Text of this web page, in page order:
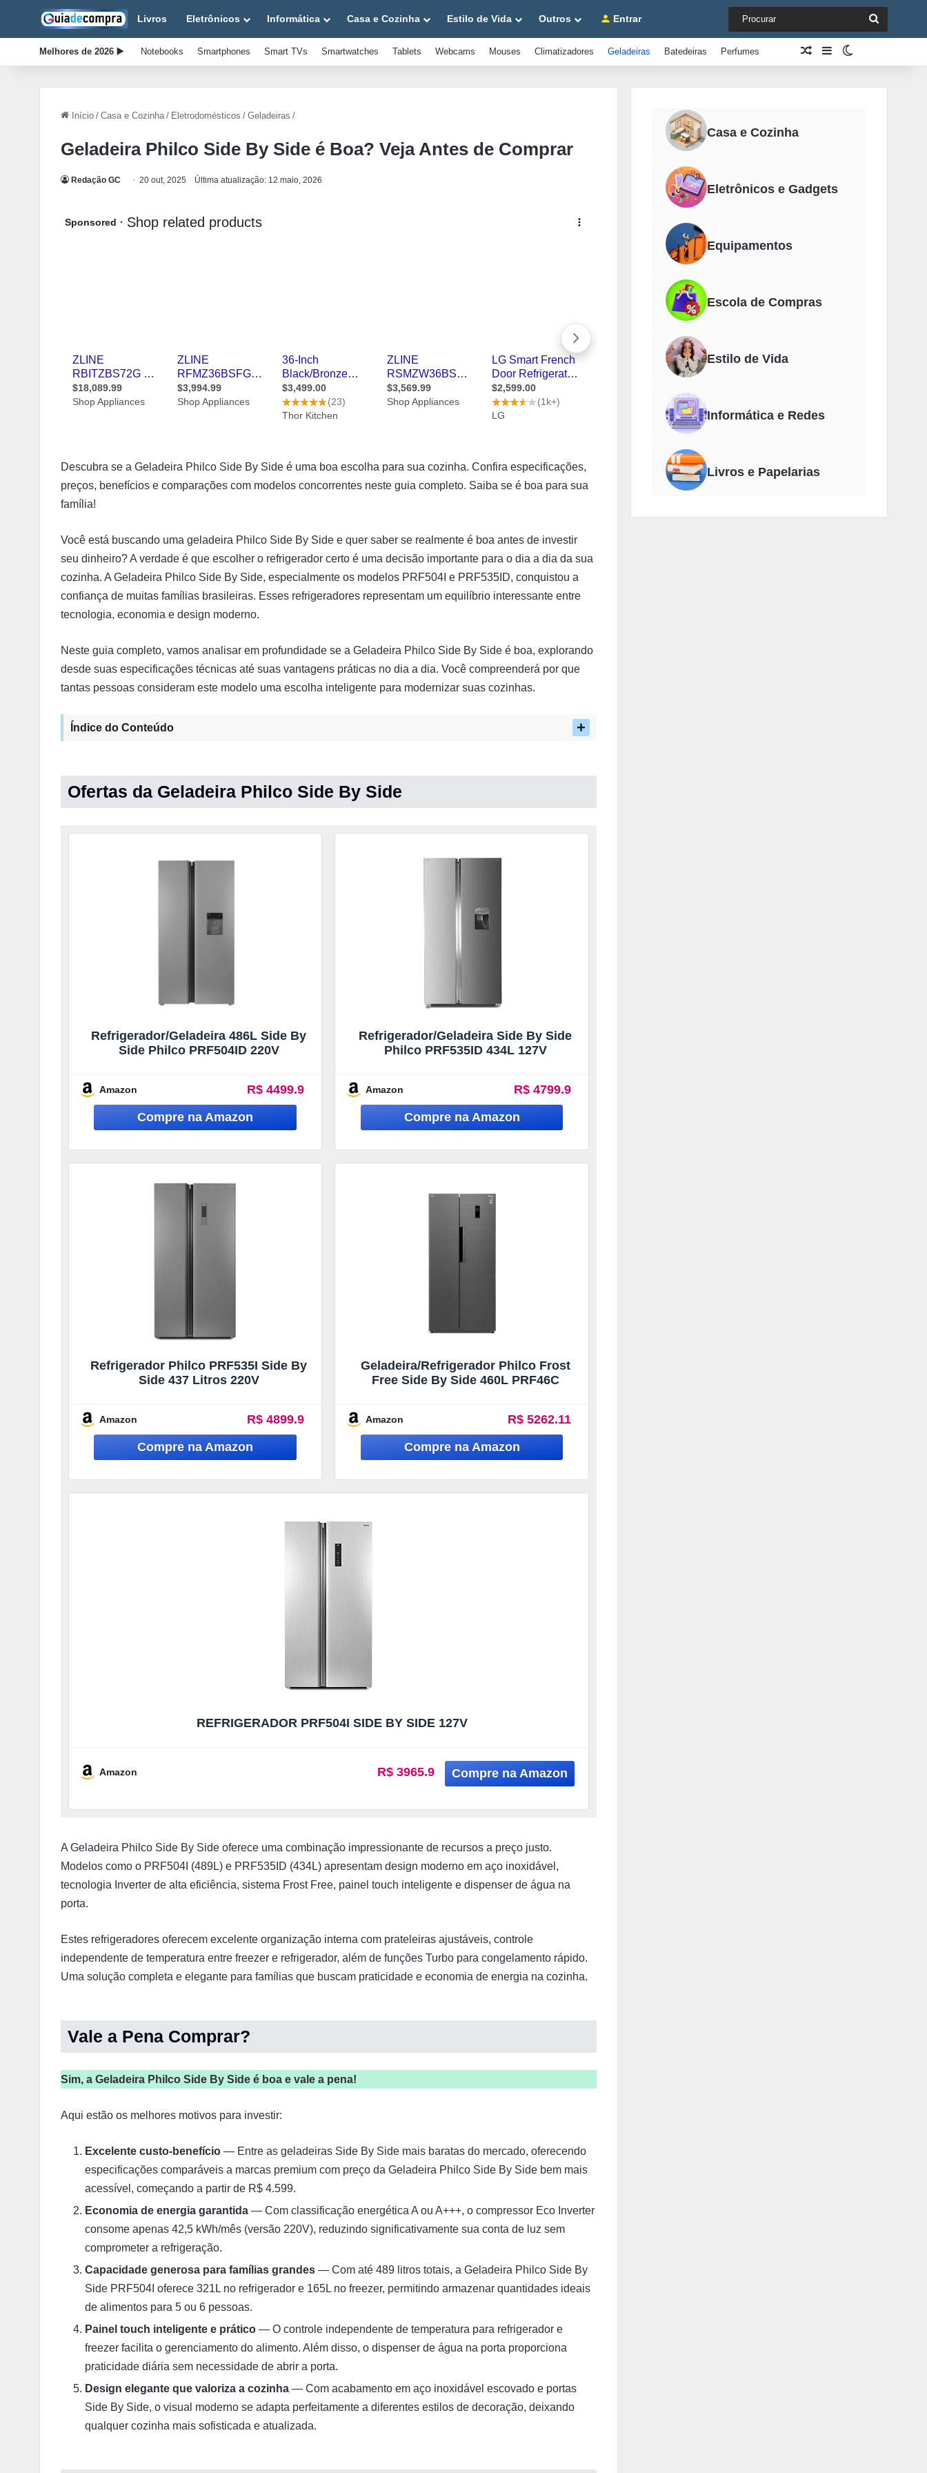
Livros Eletrônicos Informática Casa e Cozinha Estilo de Vida Outros Entrar
Melhores de 2026 ▶️ Notebooks Smartphones Smart TVs Smartwatches Tablets Webcams Mouses Climatizadores Geladeiras Batedeiras Perfumes Artigo aleatório
Barra Lateral
Início / Casa e Cozinha / Eletrodomésticos / Geladeiras /
Geladeira Philco Side By Side é Boa? Veja Antes de Comprar
Redação GC 20 out, 2025 Última atualização: 12 maio, 2026
Descubra se a Geladeira Philco Side By Side é uma boa escolha para sua cozinha. Confira especificações,
preços, benefícios e comparações com modelos concorrentes neste guia completo. Saiba se é boa para sua
família!
Você está buscando uma geladeira Philco Side By Side e quer saber se realmente é boa antes de investir
seu dinheiro? A verdade é que escolher o refrigerador certo é uma decisão importante para o dia a dia da sua
cozinha. A Geladeira Philco Side By Side, especialmente os modelos PRF504I e PRF535ID, conquistou a
confiança de muitas famílias brasileiras. Esses refrigeradores representam um equilíbrio interessante entre
tecnologia, economia e design moderno.
Neste guia completo, vamos analisar em profundidade se a Geladeira Philco Side By Side é boa, explorando
desde suas especificações técnicas até suas vantagens práticas no dia a dia. Você compreenderá por que
tantas pessoas consideram este modelo uma escolha inteligente para modernizar suas cozinhas.
Índice do Conteúdo
Ofertas da Geladeira Philco Side By Side
Refrigerador/Geladeira 486L Side By
Side Philco PRF504ID 220V
Amazon R$ 4499.9
Refrigerador/Geladeira Side By Side
Philco PRF535ID 434L 127V
Amazon R$ 4799.9
Refrigerador Philco PRF535I Side By
Side 437 Litros 220V
Amazon R$ 4899.9
Geladeira/Refrigerador Philco Frost
Free Side By Side 460L PRF46C
Amazon R$ 5262.11
REFRIGERADOR PRF504I SIDE BY SIDE 127V
Amazon R$ 3965.9
A Geladeira Philco Side By Side oferece uma combinação impressionante de recursos a preço justo.
Modelos como o PRF504I (489L) e PRF535ID (434L) apresentam design moderno em aço inoxidável,
tecnologia Inverter de alta eficiência, sistema Frost Free, painel touch inteligente e dispenser de água na
porta.
Estes refrigeradores oferecem excelente organização interna com prateleiras ajustáveis, controle
independente de temperatura entre freezer e refrigerador, além de funções Turbo para congelamento rápido.
Uma solução completa e elegante para famílias que buscam praticidade e economia de energia na cozinha.
Vale a Pena Comprar?
Sim, a Geladeira Philco Side By Side é boa e vale a pena!
Aqui estão os melhores motivos para investir:
Excelente custo-benefício — Entre as geladeiras Side By Side mais baratas do mercado, oferecendo
especificações comparáveis a marcas premium com preço da Geladeira Philco Side By Side bem mais
acessível, começando a partir de R$ 4.599.
Economia de energia garantida — Com classificação energética A ou A+++, o compressor Eco Inverter
consome apenas 42,5 kWh/mês (versão 220V), reduzindo significativamente sua conta de luz sem
comprometer a refrigeração.
Capacidade generosa para famílias grandes — Com até 489 litros totais, a Geladeira Philco Side By
Side PRF504I oferece 321L no refrigerador e 165L no freezer, permitindo armazenar quantidades ideais
de alimentos para 5 ou 6 pessoas.
Painel touch inteligente e prático — O controle independente de temperatura para refrigerador e
freezer facilita o gerenciamento do alimento. Além disso, o dispenser de água na porta proporciona
praticidade diária sem necessidade de abrir a porta.
Design elegante que valoriza a cozinha — Com acabamento em aço inoxidável escovado e portas
Side By Side, o visual moderno se adapta perfeitamente a diferentes estilos de decoração, deixando
qualquer cozinha mais sofisticada e atualizada.
Casa e Cozinha
Eletrônicos e Gadgets
Equipamentos
Escola de Compras
Estilo de Vida
Informática e Redes
Livros e Papelarias